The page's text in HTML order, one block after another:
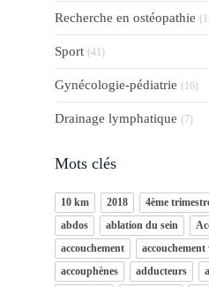
Recherche en ostéopathie
Sport (41)
Gynécologie-pédiatrie (16)
Drainage lymphatique (7)
Mots clés
10 km 2018
4ème
abdos
ablation du sein
accouchement
accouchement
accouphènes
adducteurs